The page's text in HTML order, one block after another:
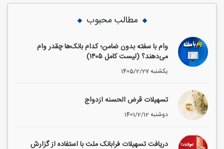
مطالب محبوب
وام با سفته بدون ضامن؛ کدام بانک‌ها چقدر وام
می‌دهند؟ (لیست کامل ۱۴۰۵)
1405/2/27 یکشنبه
تسهیلات قرض الحسنه ازدواج
1401/2/12 دوشنبه
دریافت تسهیلات فرابانک ملت با استفاده از گزارش